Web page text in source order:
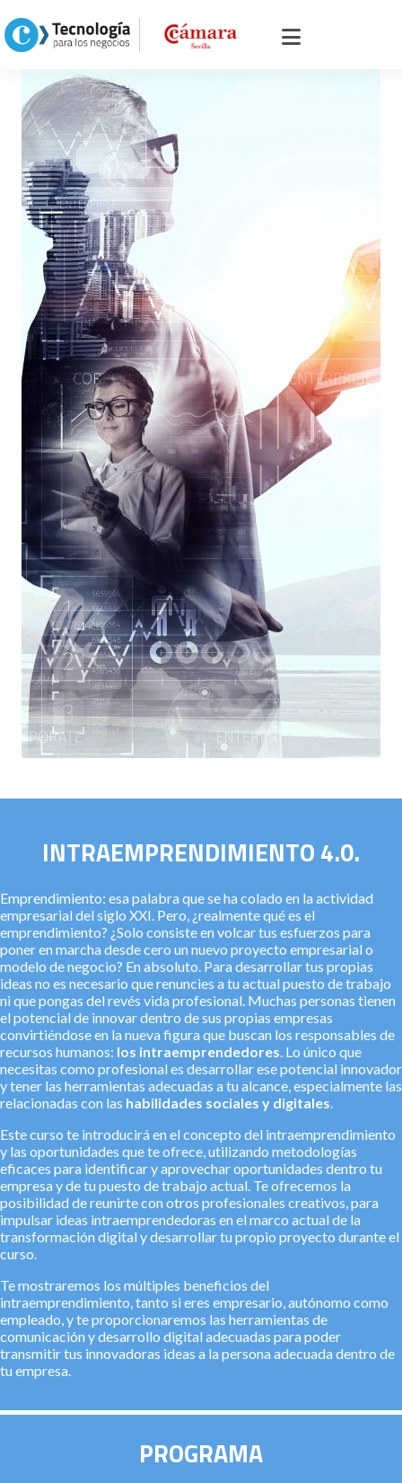
INTRAEMPRENDIMIENTO 4.0.
Emprendimiento: esa palabra que se ha colado en la actividad
empresarial del siglo XXI. Pero, ¿realmente qué es el
emprendimiento? ¿Solo consiste en volcar tus esfuerzos para
poner en marcha desde cero un nuevo proyecto empresarial o
modelo de negocio? En absoluto. Para desarrollar tus propias
ideas no es necesario que renuncies a tu actual puesto de trabajo
ni que pongas del revés vida profesional. Muchas personas tienen
el potencial de innovar dentro de sus propias empresas
convirtiéndose en la nueva figura que buscan los responsables de
recursos humanos: los intraemprendedores. Lo único que
necesitas como profesional es desarrollar ese potencial innovador
y tener las herramientas adecuadas a tu alcance, especialmente las
relacionadas con las habilidades sociales y digitales.
Este curso te introducirá en el concepto del intraemprendimiento
y las oportunidades que te ofrece, utilizando metodologías
eficaces para identificar y aprovechar oportunidades dentro tu
empresa y de tu puesto de trabajo actual. Te ofrecemos la
posibilidad de reunirte con otros profesionales creativos, para
impulsar ideas intraemprendedoras en el marco actual de la
transformación digital y desarrollar tu propio proyecto durante el
curso.
Te mostraremos los múltiples beneficios del
intraemprendimiento, tanto si eres empresario, autónomo como
empleado, y te proporcionaremos las herramientas de
comunicación y desarrollo digital adecuadas para poder
transmitir tus innovadoras ideas a la persona adecuada dentro de
tu empresa.
PROGRAMA